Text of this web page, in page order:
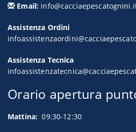
Email:
Assistenza Ordini
Assistenza Tecnica
Orario apertura
Mattina: 09:30-12:30